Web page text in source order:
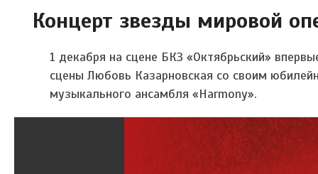
Концерт звезды мировой
1 декабря на сцене БКЗ «Октябрьский»
сцены Любовь Казарновская со своим
музыкального ансамбля «Harmony».